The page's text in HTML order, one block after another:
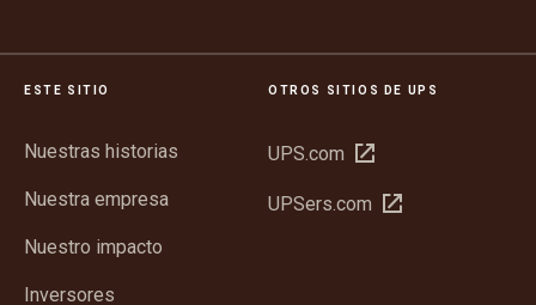
ESTE SITIO
Nuestras historias
Nuestra empresa
Nuestro impacto
Inversores
OTROS SITIOS DE UPS
UPS.com
Abrir
una
UPSers.com
Abrir